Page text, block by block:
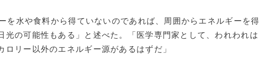
を水や食料から得ていないのであれば、周囲からエネルギーを得
光の可能性もある」と述べた。「医学専門家として、われわれは
リー以外のエネルギー源があるはずだ」